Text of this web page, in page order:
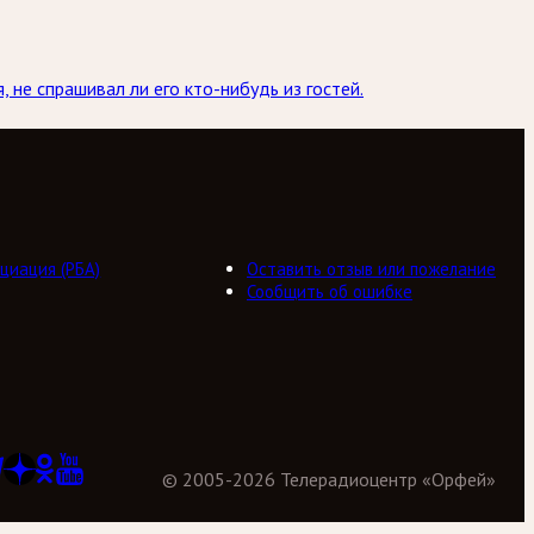
спрашивал ли его кто-нибудь из гостей.
(РБА)
Оставить отзыв или пожелание
Сообщить об ошибке
© 2005-2026 Телерадиоцентр «Орфей»